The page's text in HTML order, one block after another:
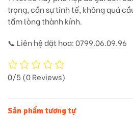
trọng, cần sự tinh tế, không quá
tấm lòng thành kính.
📞 Liên hệ đặt hoa: 0799.06.09.96
0/5(0 Reviews)
Sản phẩm tương tự